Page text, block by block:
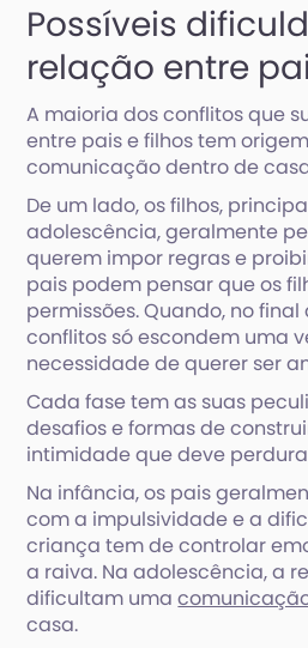
Possíveis
relação entre
A maioria dos conflitos que
entre pais e filhos tem
comunicação dentro de
De um lado, os filhos,
adolescência, geralmente
querem impor regras e
pais podem pensar que os
permissões. Quando, no final
conflitos só escondem uma
necessidade de querer ser
Cada fase tem as suas
desafios e formas de
intimidade que deve
Na infância, os pais
com a impulsividade e a
criança tem de controlar
a raiva. Na adolescência, a
dificultam uma
casa.